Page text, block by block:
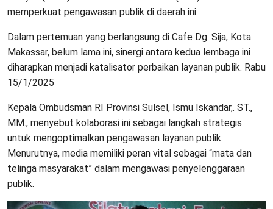
memperkuat pengawasan publik di daerah ini.
Dalam pertemuan yang berlangsung di Cafe Dg. Sija, Kota
Makassar, belum lama ini, sinergi antara kedua lembaga ini
diharapkan menjadi katalisator perbaikan layanan publik. Rabu
15/1/2025
Kepala Ombudsman RI Provinsi Sulsel, Ismu Iskandar,. ST.,
MM., menyebut kolaborasi ini sebagai langkah strategis
untuk mengoptimalkan pengawasan layanan publik.
Menurutnya, media memiliki peran vital sebagai “mata dan
telinga masyarakat” dalam mengawasi penyelenggaraan
publik.